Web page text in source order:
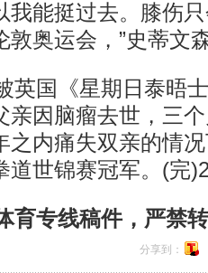
我能挺过去。膝伤
敦奥运会，”史蒂文
国《星期日泰晤
亲因脑瘤去世，三
之内痛失双亲的情
道世锦赛冠军。(完
育专线稿件，严禁
分享到：